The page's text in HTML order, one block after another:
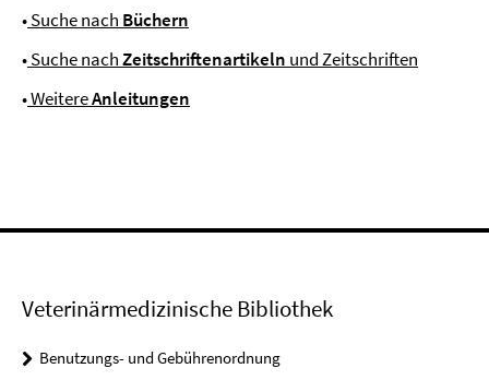
•Suche nach Büchern
•Suche nachZeitschriftenartikeln und Zeitschriften
•WeitereAnleitungen
Veterinärmedizinische Bibliothek
Benutzungs- und Gebührenordnung